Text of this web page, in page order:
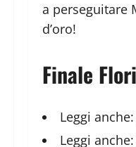
a perseguitare
d’oro!
Finale
Leggi anche:
Leggi anche: